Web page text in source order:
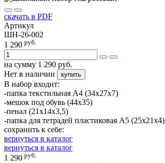
скачать в PDF
Артикул
ШН-26-002
1 290 руб.
на сумму 1 290 руб.
Нет в наличии
купить
В набор входит:
-папка текстильная А4 (34х27х7)
-мешок под обувь (44х35)
-пенал (21х14х3,5)
-папка для тетрадей пластиковая А5 (25х21х4)
сохранить к себе:
вернуться в каталог
вернуться в каталог
1 290 руб.